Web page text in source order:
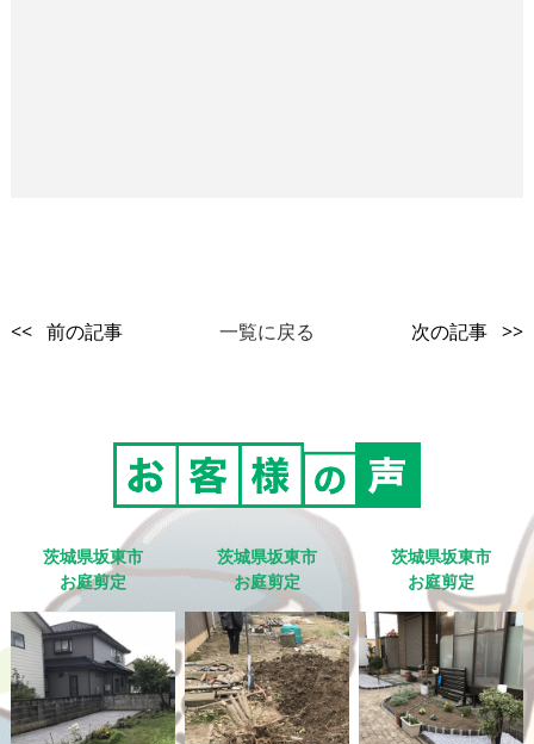
<< 前の記事 一覧に戻る 次の記事 >>
茨城県坂東市
お庭剪定
茨城県坂東市
お庭剪定
茨城県坂東市
お庭剪定